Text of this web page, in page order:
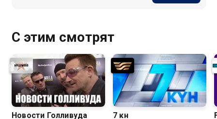
С этим смотрят
Новости Голливуда 7 күн